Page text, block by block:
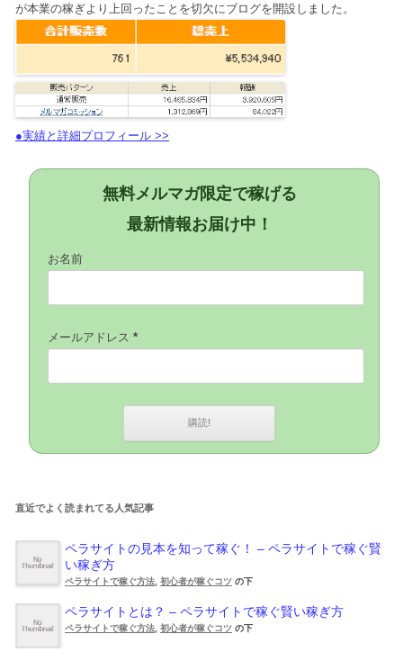
が本業の稼ぎより上回ったことを切欠にブログを開設しました。
●実績と詳細プロフィール >>
無料メルマガ限定で稼げる
最新情報お届け中！
お名前
メールアドレス *
直近でよく読まれてる人気記事
ペラサイトの見本を知って稼ぐ！ – ペラサイトで稼ぐ賢
い稼ぎ方
ペラサイトで稼ぐ方法 初心者が稼ぐコツ の下
ペラサイトとは？ – ペラサイトで稼ぐ賢い稼ぎ方
ペラサイトで稼ぐ方法 初心者が稼ぐコツ の下